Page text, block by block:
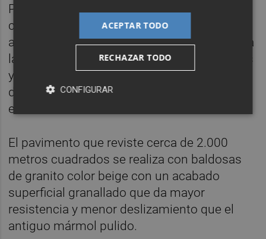
Plaza de Toros, que está prácticamente
completada, se caracteriza por un diseño
adoptado en la repavimentación que respeta
la idea y traza original basada en los círculos
y las líneas concéntricas relacionadas
directamente con la forma circular del
edificio.
El pavimento que reviste cerca de 2.000
metros cuadrados se realiza con baldosas
de granito color beige con un acabado
superficial granallado que da mayor
resistencia y menor deslizamiento que el
antiguo mármol pulido.
ACEPTAR TODO
RECHAZAR TODO
CONFIGURAR